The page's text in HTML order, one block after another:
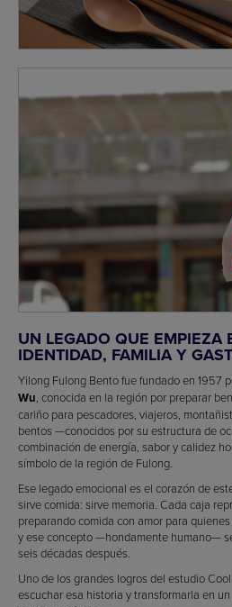
UN LEGADO QUE EMPIEZA
IDENTIDAD, FAMILIA Y
Yilong Fulong Bento fue fundado en 1957
Wu, conocida en la región por preparar
cariño para pescadores, viajeros,
bentos —conocidos por su estructura de
combinación de energía, sabor y calidez
símbolo de la región de Fulong.
Ese legado emocional es el corazón de
sirve comida: sirve memoria. Cada caja
preparando comida con amor para
y ese concepto —hondamente humano—
seis décadas después.
Uno de los grandes logros del estudio
escuchar esa historia y transformarla en